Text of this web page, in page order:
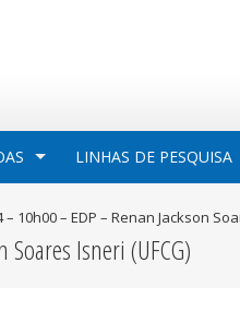
LINHAS DE PESQUISA
– 10h00 – EDP – Renan Jackson
Isneri (UFCG)